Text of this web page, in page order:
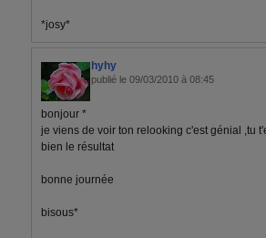
*josy*
hyhy
publié le 09/03/2010 à 08:45
bonjour *
je viens de voir ton relooking c'est génial ,tu
bien le résultat
bonne journée
bisous*